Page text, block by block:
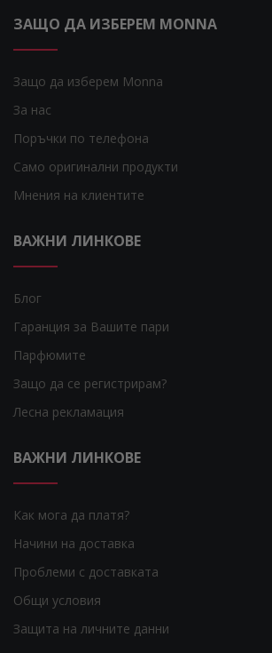
ЗАЩО ДА ИЗБЕРЕМ MONNA
Защо да изберем Monna
За нас
Поръчки по телефона
Само оригинални продукти
Мнения на клиентите
ВАЖНИ ЛИНКОВЕ
Блог
Гаранция за Вашите пари
Парфюмите
Защо да се регистрирам?
Лесна рекламация
ВАЖНИ ЛИНКОВЕ
Как мога да платя?
Начини на доставка
Проблеми с доставката
Общи условия
Защита на личните данни